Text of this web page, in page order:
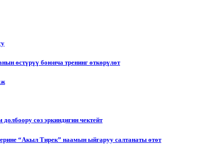
өстүрүү боюнча тренинг өткөрүлөт
сөз эркиндигин чектейт
“Акыл Тирек” наамын ыйгаруу салтанаты өтөт